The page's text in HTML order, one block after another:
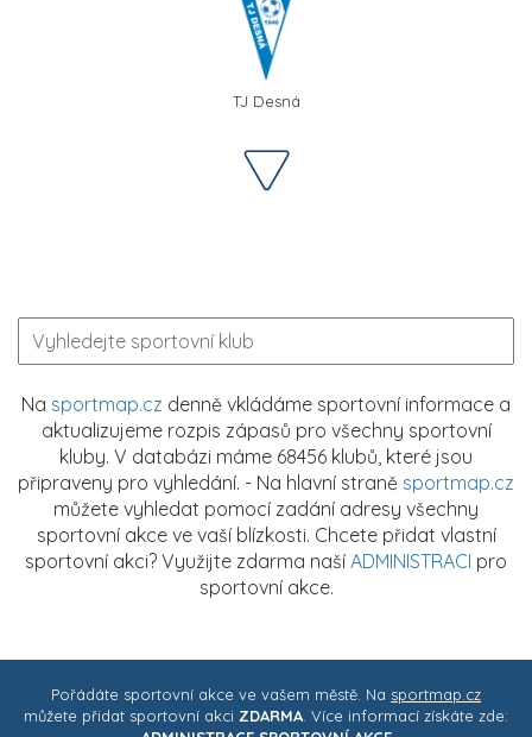
TJ Desná
Na sportmap.cz denně vkládáme sportovní informace a
aktualizujeme rozpis zápasů pro všechny sportovní
kluby. V databázi máme 68456 klubů, které jsou
připraveny pro vyhledání. - Na hlavní straně sportmap.cz
můžete vyhledat pomocí zadání adresy všechny
sportovní akce ve vaší blízkosti. Chcete přidat vlastní
sportovní akci? Využijte zdarma naší ADMINISTRACI pro
sportovní akce.
Pořádáte sportovní akce ve vašem městě. Na sportmap.cz
můžete přidat sportovní akci ZDARMA . Více informací získáte zde: